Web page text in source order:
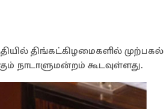
திங்கட்கிழமைகளில் முற்பகல்
நாடாளுமன்றம் கூடவுள்ளது.